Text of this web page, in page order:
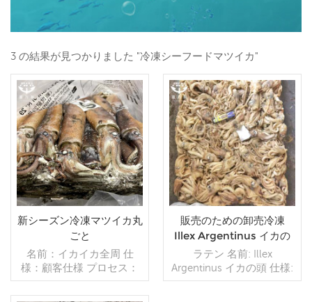
3 の結果が見つかりました "冷凍シーフードマツイカ"
新シーズン冷凍マツイカ丸
ごと
名前：イカイカ全周 仕
様：顧客仕様 プロセス：
なし グレージング：IQF
40％（カスタマイズ可
販売のための卸売冷凍
Illex Argentinus イカの
頭
ラテン 名前: Illex
Argentinus イカの頭 仕様:
顧客仕様 プロセス: カット